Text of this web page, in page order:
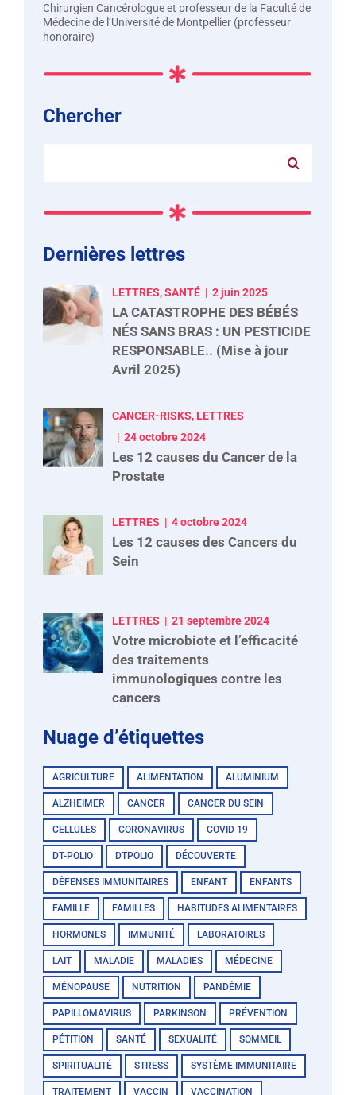
Chirurgien Cancérologue et professeur de la Faculté de
Médecine de l’Université de Montpellier (professeur
honoraire)
Chercher
Dernières lettres
LETTRES, SANTÉ 2 juin 2025
LA CATASTROPHE DES BÉBÉS
NÉS SANS BRAS : UN PESTICIDE
RESPONSABLE.. (Mise à jour
Avril 2025)
CANCER-RISKS, LETTRES
24 octobre 2024
Les 12 causes du Cancer de la
Prostate
LETTRES 4 octobre 2024
Les 12 causes des Cancers du
Sein
LETTRES 21 septembre 2024
Votre microbiote et l’efficacité
des traitements
immunologiques contre les
cancers
Nuage d’étiquettes
AGRICULTURE ALIMENTATION ALUMINIUM
ALZHEIMER CANCER CANCER DU SEIN
CELLULES CORONAVIRUS COVID 19
DT-POLIO DTPOLIO DÉCOUVERTE
DÉFENSES IMMUNITAIRES ENFANT ENFANTS
FAMILLE FAMILLES HABITUDES ALIMENTAIRES
HORMONES IMMUNITÉ LABORATOIRES
LAIT MALADIE MALADIES MÉDECINE
MÉNOPAUSE NUTRITION PANDÉMIE
PAPILLOMAVIRUS PARKINSON PRÉVENTION
PÉTITION SANTÉ SEXUALITÉ SOMMEIL
SPIRITUALITÉ STRESS SYSTÈME IMMUNITAIRE
TRAITEMENT VACCIN VACCINATION